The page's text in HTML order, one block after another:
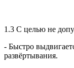
1.3 С целью не
- Быстро
развёртывания.